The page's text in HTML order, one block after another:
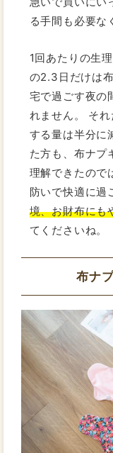
る手間も必要な
1回あたりの生
の2.3日だけは
宅で過ごす夜の
れません。 そ
する量は半分に
た方も、布ナプ
理解できたので
防いで快適に過
境、お財布にも
てくださいね。
布ナ